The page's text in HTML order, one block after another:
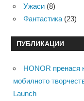
Ужаси (8)
Фантастика(23)
ПУБЛИКАЦИИ
HONOR пренася
мобилното
Launch